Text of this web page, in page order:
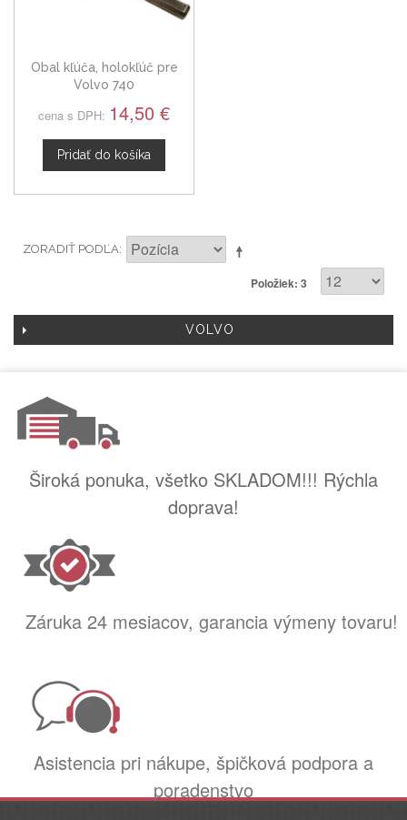
Obal kľúča, holokľúč pre
Volvo 740
cena s DPH: 14,50 €
Pridať do košíka
ZORADIŤ PODĽA
Položiek: 3
VOLVO
Široká ponuka, všetko SKLADOM!!! Rýchla
doprava!
Záruka 24 mesiacov, garancia výmeny tovaru!
Asistencia pri nákupe, špičková podpora a
poradenstvo